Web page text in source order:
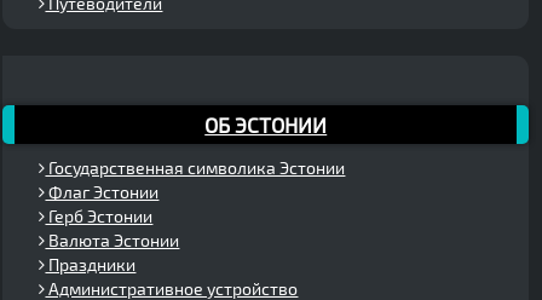
ОБ ЭСТОНИИ
Государственная символика Эстонии
Флаг Эстонии
Герб Эстонии
Валюта Эстонии
Праздники
Административное устройство